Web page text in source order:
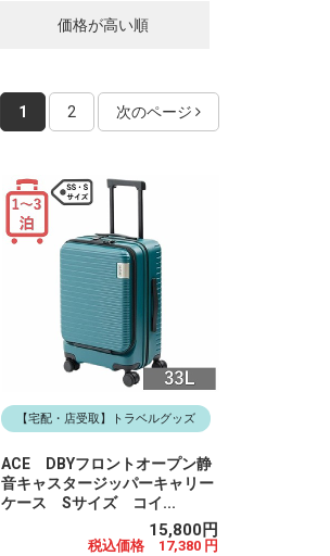
価格が高い順
1 2 次のページ
【宅配・店受取】トラベルグッズ
ACE DBYフロントオープン静
音キャスタージッパーキャリー
ケース Sサイズ コイ...
15,800円
税込価格 17,380 円